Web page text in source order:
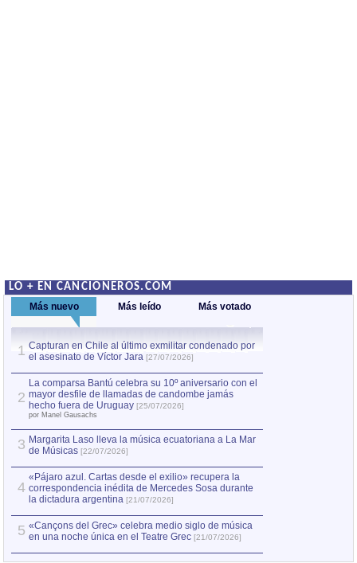
LO + EN CANCIONEROS.COM
Más nuevo Más leído Más votado
1 Capturan en Chile al último exmilitar condenado por
el asesinato de Víctor Jara [27/07/2026]
2
La comparsa Bantú celebra su 10º aniversario con el
mayor desfile de llamadas de candombe jamás
hecho fuera de Uruguay [25/07/2026]
por Manel Gausachs
3 Margarita Laso lleva la música ecuatoriana a La Mar
de Músicas [22/07/2026]
4
«Pájaro azul. Cartas desde el exilio» recupera la
correspondencia inédita de Mercedes Sosa durante
la dictadura argentina [21/07/2026]
5 «Cançons del Grec» celebra medio siglo de música
en una noche única en el Teatre Grec [21/07/2026]